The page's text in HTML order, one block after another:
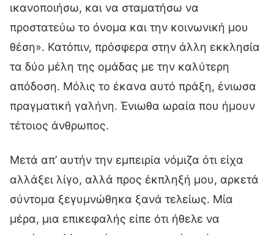
ικανοποιήσω, και να σταματήσω να
προστατεύω το όνομα και την κοινωνική μου
θέση». Κατόπιν, πρόσφερα στην άλλη εκκλησία
τα δύο μέλη της ομάδας με την καλύτερη
απόδοση. Μόλις το έκανα αυτό πράξη, ένιωσα
πραγματική γαλήνη. Ένιωθα ωραία που ήμουν
τέτοιος άνθρωπος.
Μετά απ’ αυτήν την εμπειρία νόμιζα ότι είχα
αλλάξει λίγο, αλλά προς έκπληξή μου, αρκετά
σύντομα ξεγυμνώθηκα ξανά τελείως. Μία
μέρα, μια επικεφαλής είπε ότι ήθελε να